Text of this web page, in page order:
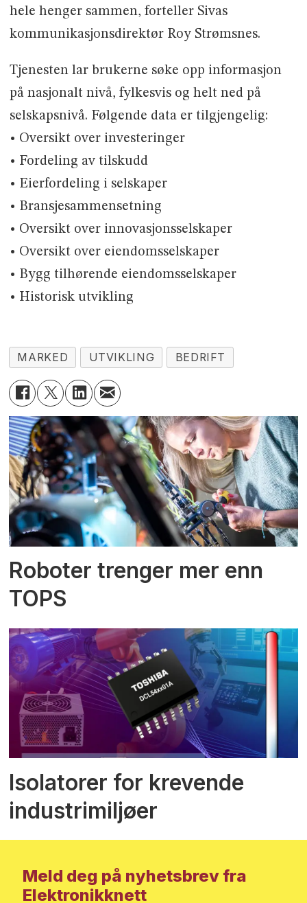
hele henger sammen, forteller Sivas
kommunikasjonsdirektør Roy Strømsnes.
Tjenesten lar brukerne søke opp informasjon
på nasjonalt nivå, fylkesvis og helt ned på
selskapsnivå. Følgende data er tilgjengelig:
• Oversikt over investeringer
• Fordeling av tilskudd
• Eierfordeling i selskaper
• Bransjesammensetning
• Oversikt over innovasjonsselskaper
• Oversikt over eiendomsselskaper
• Bygg tilhørende eiendomsselskaper
• Historisk utvikling
MARKED UTVIKLING BEDRIFT
Roboter trenger mer enn
TOPS
Isolatorer for krevende
industrimiljøer
Meld deg på nyhetsbrev fra
Elektronikknett